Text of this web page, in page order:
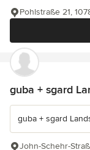
Pohlstraße 21,
guba + sgard
guba + sgard
John-Schehr-